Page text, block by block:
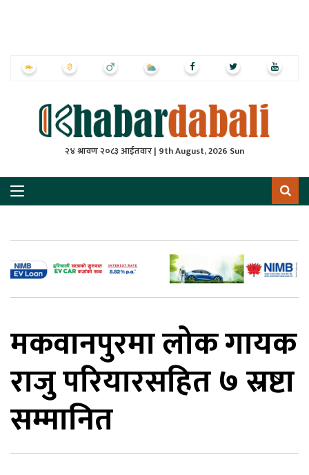
२४ श्रावण २०८३ आईतवार | 9th August, 2026 Sun
मकवानपुरमा लोक गायक
राजु परियारसहित ७ स्रष्टा
सम्मानित